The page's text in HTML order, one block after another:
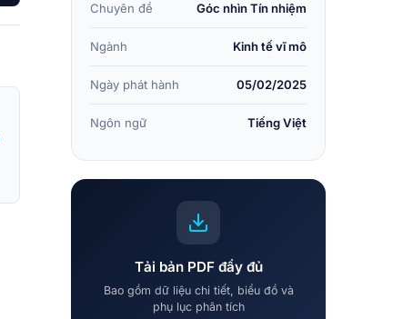
Chuyên đề Góc nhìn Tín nhiệm
Ngành Kinh tế vĩ mô
Ngày phát hành 05/02/2025
Ngôn ngữ Tiếng Việt
Tải bản PDF đầy đủ
Bao gồm dữ liệu chi tiết, biểu đồ và
phụ lục phân tích